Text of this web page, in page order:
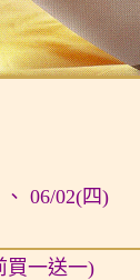
、 06/02(四)
買一送一)